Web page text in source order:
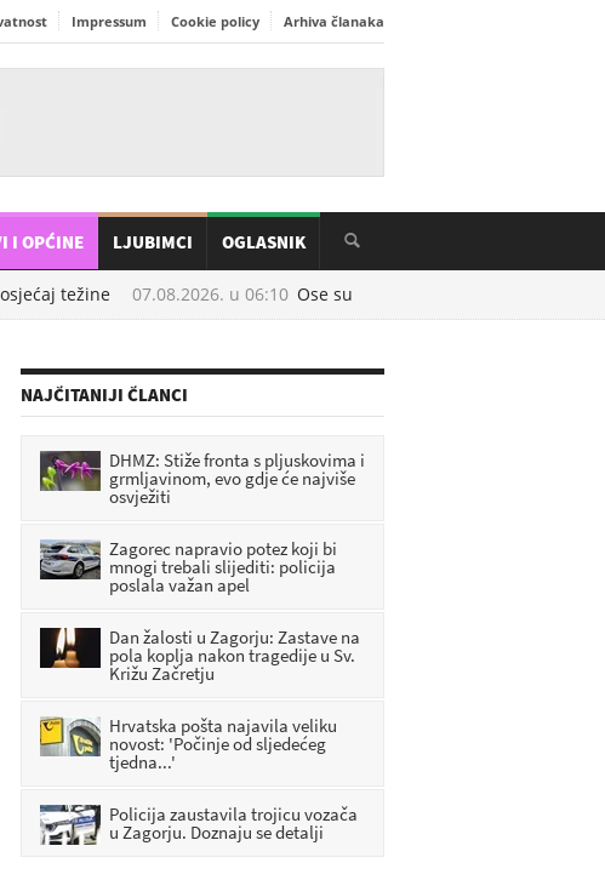
Impressum Cookie policy Arhiva članaka
I OPĆINE LJUBIMCI OGLASNIK
težine 07.08.2026. u 06:10 Ose su najaktivnije u kolovozu:
NAJČITANIJI ČLANCI
DHMZ: Stiže fronta s pljuskovima i
grmljavinom, evo gdje će najviše
osvježiti
Zagorec napravio potez koji bi
mnogi trebali slijediti: policija
poslala važan apel
Dan žalosti u Zagorju: Zastave na
pola koplja nakon tragedije u Sv.
Križu Začretju
Hrvatska pošta najavila veliku
novost: 'Počinje od sljedećeg
tjedna...'
Policija zaustavila trojicu vozača
u Zagorju. Doznaju se detalji